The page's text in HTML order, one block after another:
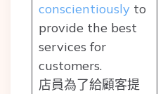
conscientiously to
provide the best
services for
customers.
店員為了給顧客提